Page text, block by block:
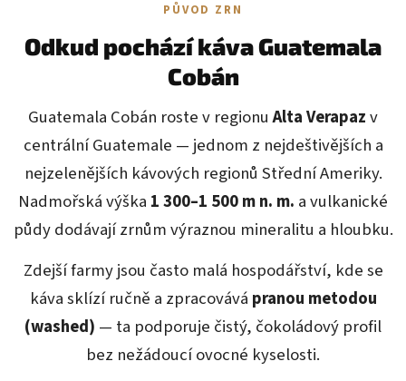
PŮVOD ZRN
Odkud pochází káva Guatemala
Cobán
Guatemala Cobán roste v regionuAlta Verapazv
centrální Guatemale — jednom z nejdeštivějších a
nejzelenějších kávových regionů Střední Ameriky.
Nadmořská výška 1 300–1 500 m n. m. a vulkanické
půdy dodávají zrnům výraznou mineralitu a hloubku.
Zdejší farmy jsou často malá hospodářství, kde se
káva sklízí ručně a zpracovává pranou metodou
(washed) — ta podporuje čistý, čokoládový profil
bez nežádoucí ovocné kyselosti.